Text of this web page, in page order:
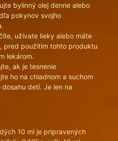
bylinný olej denne alebo
pokynov svojho
užívate lieky alebo máte
pred použitím tohto produktu
lekárom.
ak je tesnenie
ho na chladnom a suchom
detí. Je len na
10 ml je pripravených